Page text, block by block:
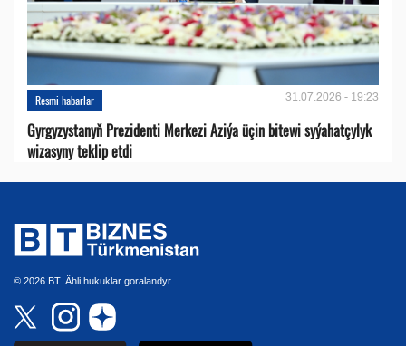
Resmi habarlar 31.07.2026 - 19:23
Gyrgyzystanyň Prezidenti Merkezi Aziýa üçin bitewi syýahatçylyk
wizasyny teklip etdi
© 2026 BT. Ähli hukuklar goralandyr.